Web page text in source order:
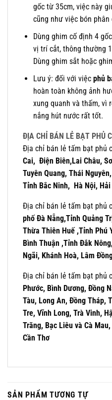
gốc từ 35cm, việc này
cũng như việc bón phân
Dùng ghim cố định 4
vị trí cắt, thông thường
Dùng ghim sắt hoặc
Lưu ý: đối với việc phủ
hoàn toàn không ảnh
xung quanh và thấm, vì
nắng hút nước rất tốt.
ĐỊA CHỈ BÁN LẺ BẠT PHỦ
Địa chỉ bán lẻ tấm bạt phủ
Cai, Điện Biên,Lai Châu,
Tuyên Quang, Thái
Tỉnh Bắc Ninh, Hà Nội,
Địa chỉ bán lẻ tấm bạt phủ
phố Đà Nẵng,Tỉnh Quảng
Thừa Thiên Huế ,Tỉnh Phú
Bình Thuận ,Tỉnh Đắk Nông,
Ngãi, Khánh Hoà, Lâm
Địa chỉ bán lẻ tấm bạt phủ
Phước, Bình Dương, Đồng
Tàu, Long An, Đồng Tháp,
Tre, Vĩnh Long, Trà Vinh,
Trăng, Bạc Liêu và Cà
Cần Thơ
SẢN PHẨM TƯƠNG TỰ